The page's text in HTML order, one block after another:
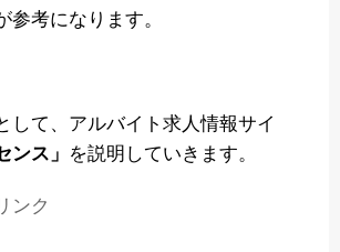
参考になります。
して、アルバイト求人情報サイ
ンス」 を説明していきます。
ンク